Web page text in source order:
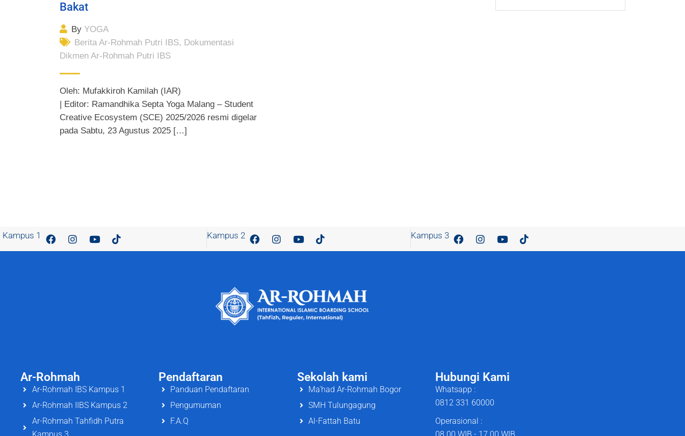
Bakat
By YOGA
Berita Ar-Rohmah Putri IBS, Dokumentasi
Dikmen Ar-Rohmah Putri IBS
Oleh: Mufakkiroh Kamilah (IAR)
| Editor: Ramandhika Septa Yoga Malang – Student
Creative Ecosystem (SCE) 2025/2026 resmi digelar
pada Sabtu, 23 Agustus 2025 […]
Kampus 1 Kampus 2 Kampus 3
Ar-Rohmah
Ar-Rohmah IBS Kampus 1
Ar-Rohmah IIBS Kampus 2
Ar-Rohmah Tahfidh Putra
Pendaftaran
Panduan Pendaftaran
Pengumuman
F.A.Q
Hubungi Kami
Whatsapp :
0812 331 60000
Operasional :
Sekolah kami
Ma'had Ar-Rohmah Bogor
SMH Tulungagung
Al-Fattah Batu